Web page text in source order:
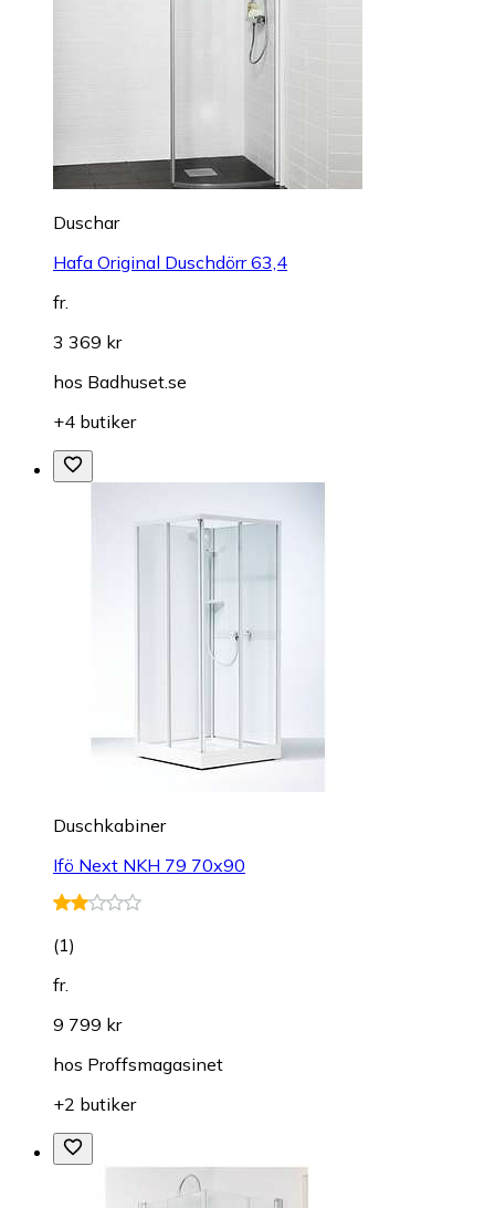
Duschar
Hafa Original Duschdörr 63,4
fr.
3 369 kr
hos Badhuset.se
+4 butiker
Duschkabiner
Ifö Next NKH 79 70x90
(1)
fr.
9 799 kr
hos Proffsmagasinet
+2 butiker